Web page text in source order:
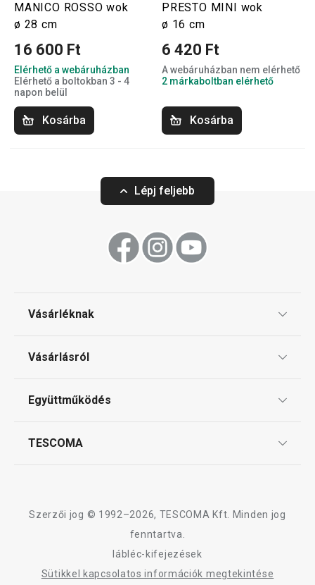
MANICO ROSSO wok
ø 28 cm
16 600 Ft
Elérhető a webáruházban
Elérhető a boltokban 3 - 4
napon belül
Kosárba
PRESTO MINI wok
ø 16 cm
6 420 Ft
A webáruházban nem elérhető
2 márkaboltban elérhető
Kosárba
Lépj feljebb
Vásárléknak
Gyakori kérdések
Vásárlásról
Reklamáció és termékvisszaküldés
Együttműködés
TESCOMA
Szerzői jog © 1992–2026, TESCOMA Kft. Minden jog
fenntartva.
lábléc-kifejezések
Sütikkel kapcsolatos információk megtekintése